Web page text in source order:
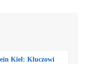
Kiel: Kluczowi